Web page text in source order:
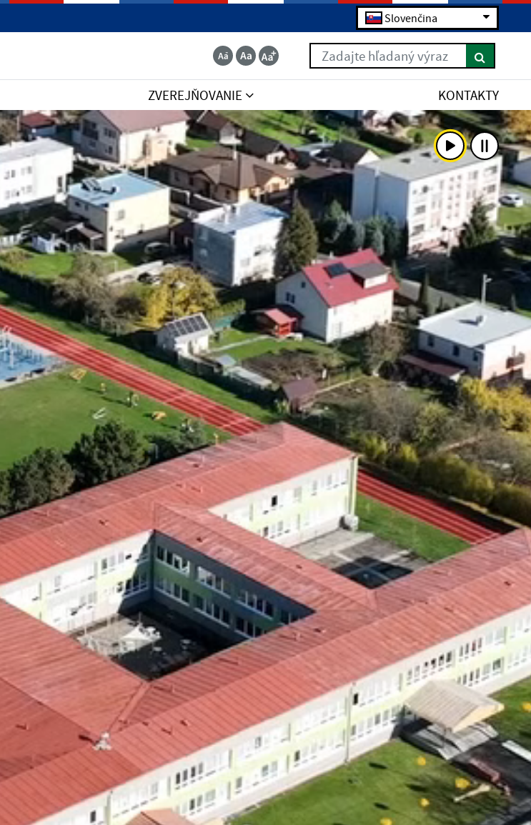
Slovenčina
Zadajte hľadaný výraz
ZVEREJŇOVANIE KONTAKTY